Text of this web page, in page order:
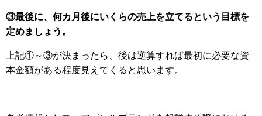
③最後に、何カ月後にいくらの売上を立てるという目標を
定めましょう。
上記①～③が決まったら、後は逆算すれば最初に必要な資
本金額がある程度見えてくると思います。